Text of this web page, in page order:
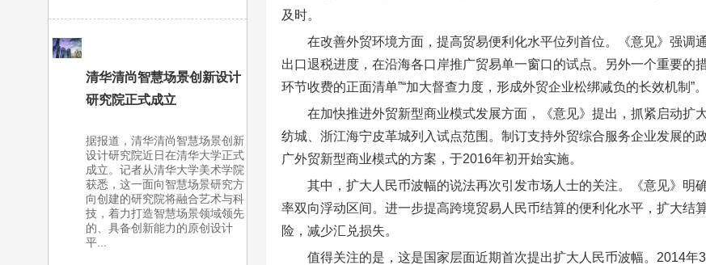
清华清尚智慧场景创新设计
研究院正式成立
据报道，清华清尚智慧场景创新
设计研究院近日在清华大学正式
成立。记者从清华大学美术学院
获悉，这一面向智慧场景研究方
向创建的研究院将融合艺术与科
技，着力打造智慧场景领域领先
的、具备创新能力的原创设计
平...
及时。
在改善外贸环境方面，提高贸易便利化水平位列首位。《意见》强调
出口退税进度，在沿海各口岸推广贸易单一窗口的试点。另外一个重要的
环节收费的正面清单”“加大督查力度，形成外贸企业松绑减负的长效机制”。
在加快推进外贸新型商业模式发展方面，《意见》提出，抓紧启动扩
纺城、浙江海宁皮革城列入试点范围。制订支持外贸综合服务企业发展的
广外贸新型商业模式的方案，于2016年初开始实施。
其中，扩大人民币波幅的说法再次引发市场人士的关注。《意见》明
率双向浮动区间。进一步提高跨境贸易人民币结算的便利化水平，扩大结
险，减少汇兑损失。
值得关注的是，这是国家层面近期首次提出扩大人民币波幅。2014年